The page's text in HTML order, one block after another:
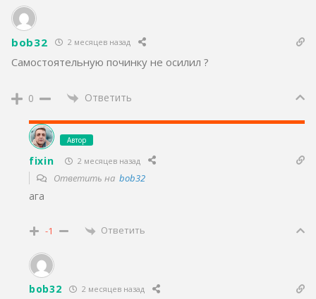
bob32 2 месяцев назад
Самостоятельную починку не осилил ?
0 Ответить
Автор
fixin 2 месяцев назад
Ответить на bob32
ага
-1 Ответить
bob32 2 месяцев назад